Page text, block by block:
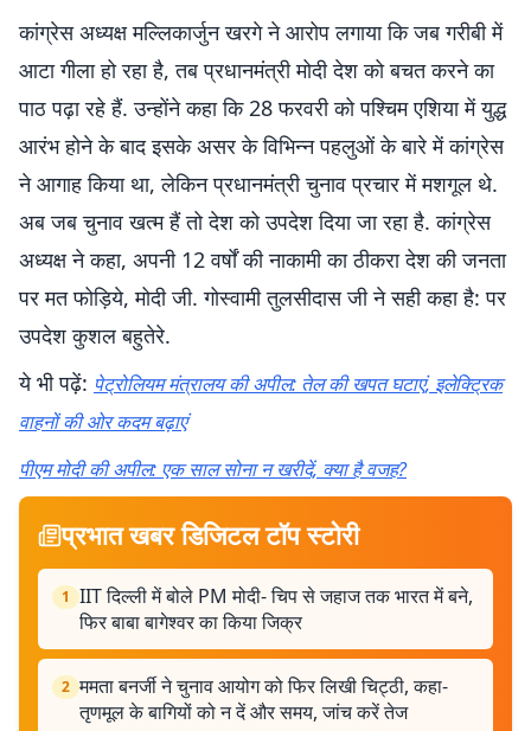
कांग्रेस अध्यक्ष मल्लिकार्जुन खरगे ने आरोप लगाया कि जब गरीबी में
आटा गीला हो रहा है, तब प्रधानमंत्री मोदी देश को बचत करने का
पाठ पढ़ा रहे हैं. उन्होंने कहा कि 28 फरवरी को पश्चिम एशिया में युद्ध
आरंभ होने के बाद इसके असर के विभिन्न पहलुओं के बारे में कांग्रेस
ने आगाह किया था, लेकिन प्रधानमंत्री चुनाव प्रचार में मशगूल थे.
अब जब चुनाव खत्म हैं तो देश को उपदेश दिया जा रहा है. कांग्रेस
अध्यक्ष ने कहा, अपनी 12 वर्षों की नाकामी का ठीकरा देश की जनता
पर मत फोड़िये, मोदी जी. गोस्वामी तुलसीदास जी ने सही कहा है: पर
उपदेश कुशल बहुतेरे.
ये भी पढ़ें: पेट्रोलियम मंत्रालय की अपील: तेल की खपत घटाएं, इलेक्ट्रिक
वाहनों की ओर कदम बढ़ाएं
पीएम मोदी की अपील: एक साल सोना न खरीदें, क्या है वजह?
प्रभात खबर डिजिटल टॉप स्टोरी
1 IIT दिल्ली में बोले PM मोदी- चिप से जहाज तक भारत में बने,
फिर बाबा बागेश्वर का किया जिक्र
2 ममता बनर्जी ने चुनाव आयोग को फिर लिखी चिट्ठी, कहा-
तृणमूल के बागियों को न दें और समय, जांच करें तेज